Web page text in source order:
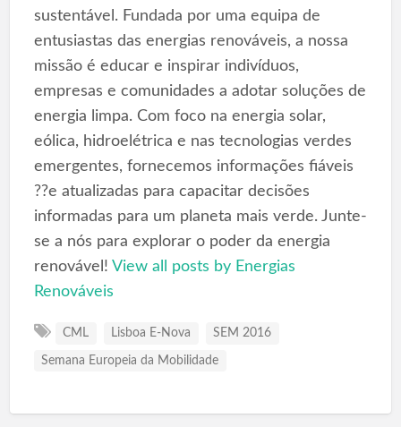
sustentável. Fundada por uma equipa de
entusiastas das energias renováveis, a nossa
missão é educar e inspirar indivíduos,
empresas e comunidades a adotar soluções de
energia limpa. Com foco na energia solar,
eólica, hidroelétrica e nas tecnologias verdes
emergentes, fornecemos informações fiáveis
??e atualizadas para capacitar decisões
informadas para um planeta mais verde. Junte-
se a nós para explorar o poder da energia
renovável! View all posts by Energias
Renováveis
CML Lisboa E-Nova SEM 2016
Semana Europeia da Mobilidade